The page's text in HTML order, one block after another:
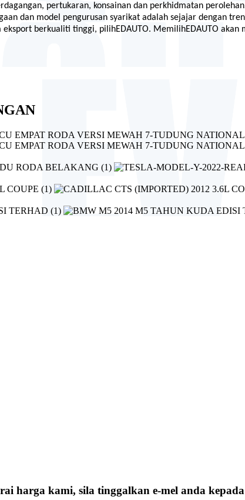
pertukaran, konsainan dan perkhidmatan
dan model pengurusan syarikat adalah sejajar dengan
eksport berkualiti tinggi, pilihEDAUTO. MemilihEDAUTO akan
harga kami, sila tinggalkan e-mel anda